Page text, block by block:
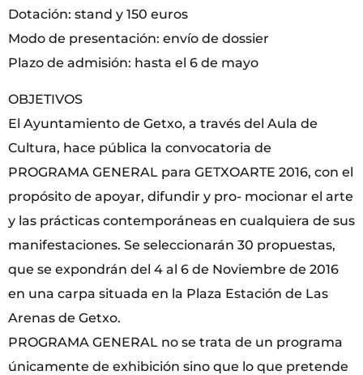
Dotación: stand y 150 euros
Modo de presentación: envío de dossier
Plazo de admisión: hasta el 6 de mayo
OBJETIVOS
El Ayuntamiento de Getxo, a través del Aula de
Cultura, hace pública la convocatoria de
PROGRAMA GENERAL para GETXOARTE 2016, con el
propósito de apoyar, difundir y pro- mocionar el arte
y las prácticas contemporáneas en cualquiera de sus
manifestaciones. Se seleccionarán 30 propuestas,
que se expondrán del 4 al 6 de Noviembre de 2016
en una carpa situada en la Plaza Estación de Las
Arenas de Getxo.
PROGRAMA GENERAL no se trata de un programa
únicamente de exhibición sino que lo que pretende